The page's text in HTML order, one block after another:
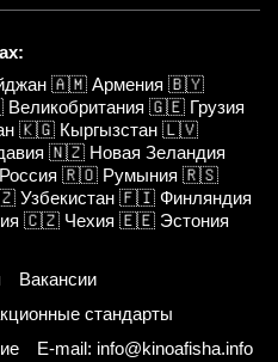
🇦🇲 Армения 🇧🇾
Великобритания 🇬🇪 Грузия
🇰🇬 Кыргызстан 🇱🇻
🇳🇿 Новая Зеландия
Россия 🇷🇴 Румыния 🇷🇸
Узбекистан 🇫🇮 Финляндия
🇨🇿 Чехия 🇪🇪 Эстония
Вакансии
стандарты
E-mail: info@kinoafisha.info